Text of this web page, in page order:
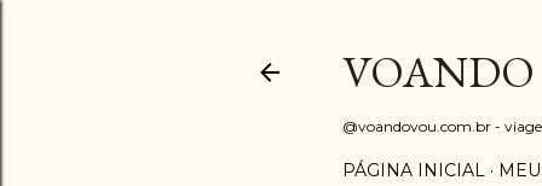
@voandovou.com.br -
PÁGINA INICIAL